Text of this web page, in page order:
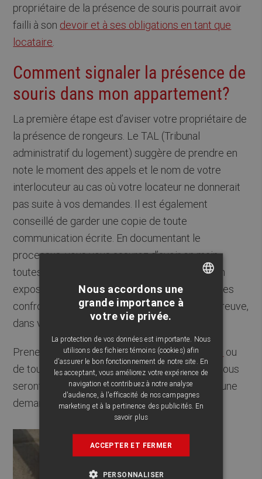
propriétaire de la présence de souris pourrait avoir
failli à son devoir et à ses obligations en tant que
locataire
Comment signaler la présence de
souris dans mon appartement?
La première étape est d’aviser votre propriétaire de
la présence de rongeurs. Le TAL (Tribunal
administratif du logement) suggère de prendre en
note le moment des appels et le nom de votre
interlocuteur au cas où votre locateur ne donnerait
pas suite à vos demandes. Il est également
conseillé de garder une copie de toute
communication écrite. En documentant le
processus, vous vous assurez d’avoir en main
toutes les informations pertinentes afin de bien
exposer la situation juridique à laquelle vous êtes
confronté. Ce sera plus facile au niveau de la preuve,
dans votre dossier.
Prenez aussi des photos descrottes de souris
ou
de toute autre preuve de leur présence. Elles vous
seront utiles dans le cas où vous devriez faire une
demande d’intervention auprès du TAL.
FRENCH
Nous accordons une
grande importance à
votre vie privée.
La protection de vos données est importante. Nous
utilisons des fichiers témoins (cookies) afin
d'assurer le bon fonctionnement de notre site. En
les acceptant, vous améliorez votre expérience de
navigation et contribuez à notre analyse
d'audience, à l'efficacité de nos campagnes
marketing et à la pertinence des publicités. En
savoir plus
ACCEPTER ET FERMER
PERSONNALISER